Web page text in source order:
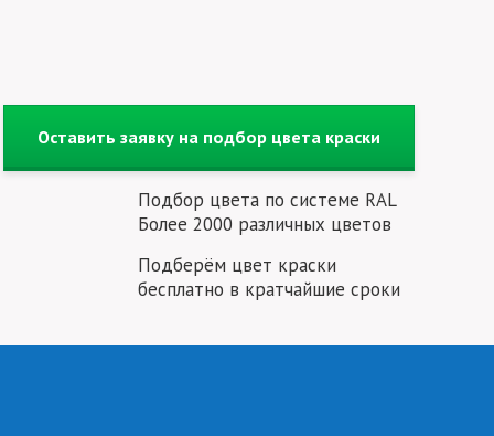
Оставить заявку на подбор цвета краски
Подбор цвета по системе RAL
Более 2000 различных цветов
Подберём цвет краски
бесплатно в кратчайшие сроки